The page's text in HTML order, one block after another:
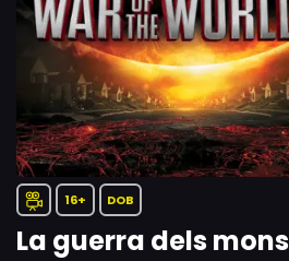
16+ DOB
La guerra dels mons